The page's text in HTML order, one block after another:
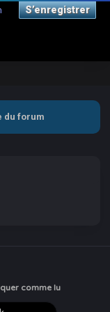
S’enregistrer
du forum
comme lu